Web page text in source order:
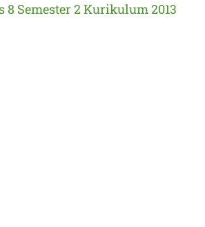
8 Semester 2 Kurikulum 2013